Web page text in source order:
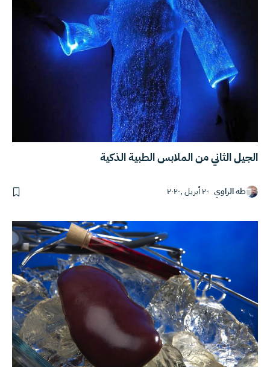
الجيل الثاني من الملابس الطبية الذكية
طه الراوي ٢٠ أبريل ,٢٠٢٠